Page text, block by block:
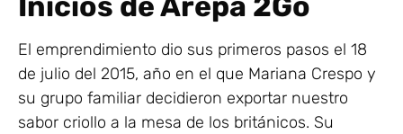
El emprendimiento dio sus primeros pasos el 18
de julio del 2015, año en el que Mariana Crespo y
su grupo familiar decidieron exportar nuestro
sabor criollo a la mesa de los británicos. Su